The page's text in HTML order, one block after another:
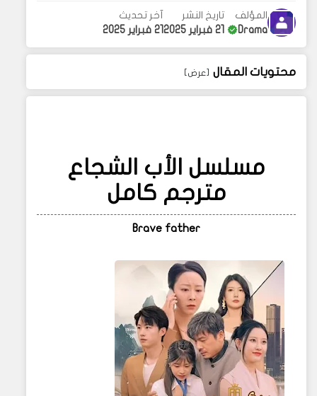
إحدى الأقسام فهناك محتوى مثير للإهتمام قد
يروق لك !
المؤلف
Drama
تاريخ النشر
21 فبراير 2025
آخر تحديث
21 فبراير 2025
محتويات المقال
مسلسل الأب الشجاع
مترجم كامل
Brave father